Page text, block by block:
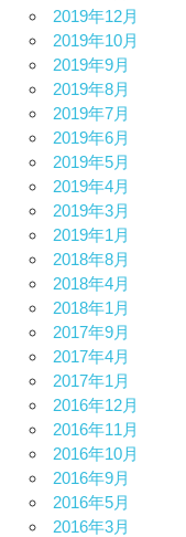
2019年12月
2019年10月
2019年9月
2019年8月
2019年7月
2019年6月
2019年5月
2019年4月
2019年3月
2019年1月
2018年8月
2018年4月
2018年1月
2017年9月
2017年4月
2017年1月
2016年12月
2016年11月
2016年10月
2016年9月
2016年5月
2016年3月